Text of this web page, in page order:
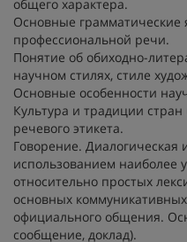
общего характера.
Основные грамматические
профессиональной речи.
Понятие об обиходно-
научном стилях, стиле
Основные особенности
Культура и традиции
речевого этикета.
Говорение. Диалогическая
использованием наиболее
относительно простых
основных
официального общения.
сообщение, доклад).